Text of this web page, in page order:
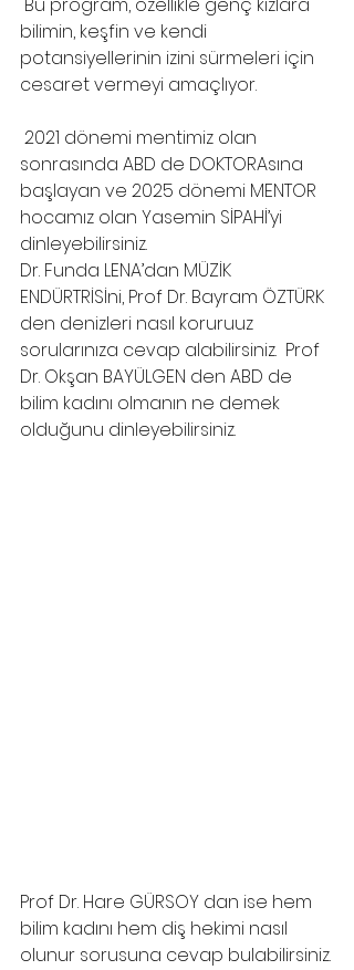
bilimin, keşfin ve kendi
potansiyellerinin izini sürmeleri için
cesaret vermeyi amaçlıyor.
sonrasında ABD de DOKTORAsına
başlayan ve 2025 dönemi MENTOR
hocamız olan Yasemin SİPAHİ’yi
dinleyebilirsiniz.
Dr. Funda LENA’dan MÜZİK
ENDÜRTRİSİni, Prof Dr. Bayram ÖZTÜRK
den denizleri nasıl koruruuz
sorularınıza cevap alabilirsiniz.  Prof
Dr. Okşan BAYÜLGEN den ABD de
bilim kadını olmanın ne demek
olduğunu dinleyebilirsiniz.
Prof Dr. Hare GÜRSOY dan ise hem
bilim kadını hem diş hekimi nasıl
olunur sorusuna cevap bulabilirsiniz.